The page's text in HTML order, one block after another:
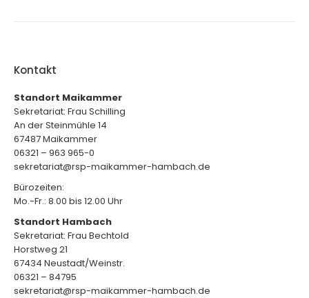
Kontakt
Standort Maikammer
Sekretariat: Frau Schilling
An der Steinmühle 14
67487 Maikammer
06321 – 963 965-0
sekretariat@rsp-maikammer-hambach.de
Bürozeiten:
Mo.-Fr.: 8.00 bis 12.00 Uhr
Standort Hambach
Sekretariat: Frau Bechtold
Horstweg 21
67434 Neustadt/Weinstr.
06321 – 84795
sekretariat@rsp-maikammer-hambach.de